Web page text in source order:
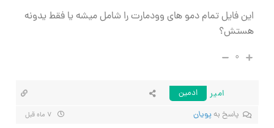
این فایل تمام دمو های وودمارت را شامل میشه یا فقط یدونه
هستش؟
۰
امیر
ادمین
پاسخ بهپویان